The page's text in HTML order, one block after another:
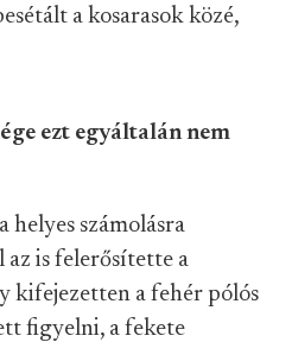
a kosarasok közé,
ezt egyáltalán nem
helyes számolásra
is felerősítette a
kifejezetten a fehér pólós
figyelni, a fekete